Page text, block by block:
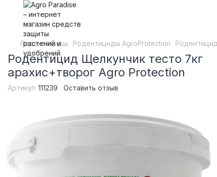
Родентициды Родентициды AgroProtection
Родентицид Щелкунчик тесто 7кг
арахис+творог Agro Protection
Артикул: 111239 Оставить отзыв